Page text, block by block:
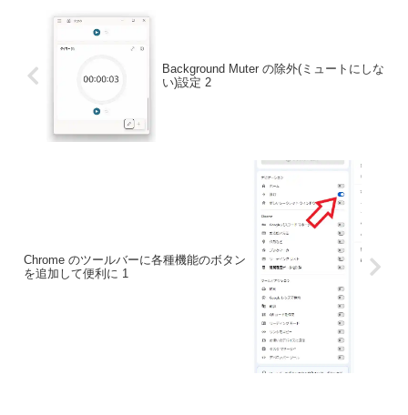
Background Muter の除外(ミュートにしな
い)設定 2
Chrome のツールバーに各種機能のボタン
を追加して便利に 1